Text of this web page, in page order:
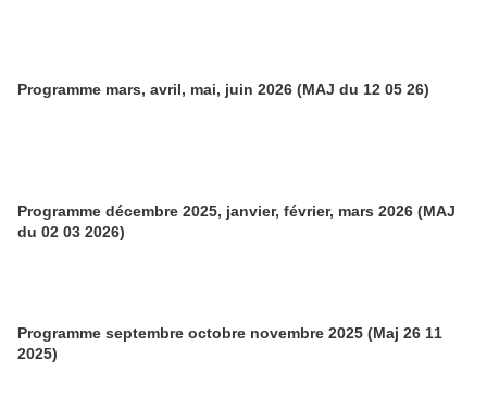
Programme mars, avril, mai, juin 2026 (MAJ du 12 05 26)
Programme décembre 2025, janvier, février, mars 2026 (MAJ
du 02 03 2026)
Programme septembre octobre novembre 2025 (Maj 26 11
2025)